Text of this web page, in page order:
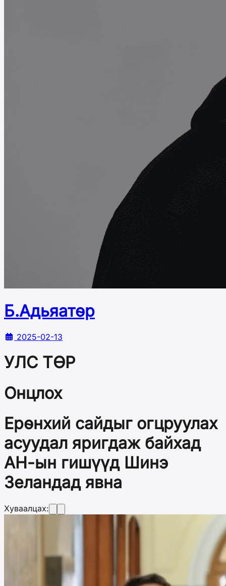
Б.Адьяатөр
2025-02-13
УЛС ТӨР
Онцлох
Ерөнхий сайдыг огцруулах
асуудал яригдаж байхад
АН-ын гишүүд Шинэ
Зеландад явна
Хуваалцах: